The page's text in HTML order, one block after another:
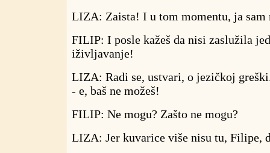
LIZA: Zaista! I u tom momentu, ja sam
FILIP: I posle kažeš da nisi zaslužila
iživljavanje!
LIZA: Radi se, ustvari, o jezičkoj
- e, baš ne možeš!
FILIP: Ne mogu? Zašto ne mogu?
LIZA: Jer kuvarice više nisu tu, Filipe,